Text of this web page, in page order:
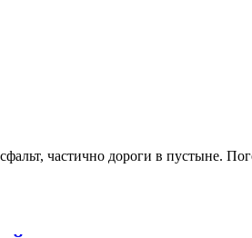
частично дороги в пустыне.